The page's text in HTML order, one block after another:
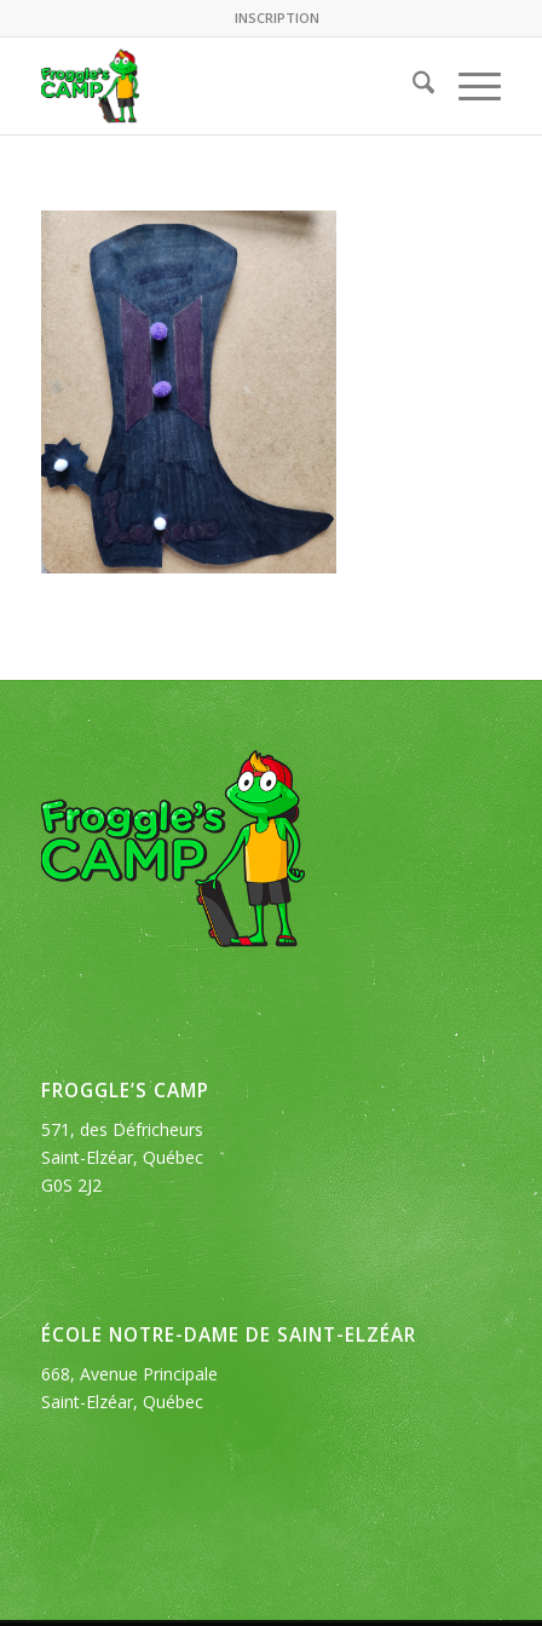
INSCRIPTION
FROGGLE’S CAMP
571, des Défricheurs
Saint-Elzéar, Québec
G0S 2J2
ÉCOLE NOTRE-DAME DE SAINT-ELZÉAR
668, Avenue Principale
Saint-Elzéar, Québec